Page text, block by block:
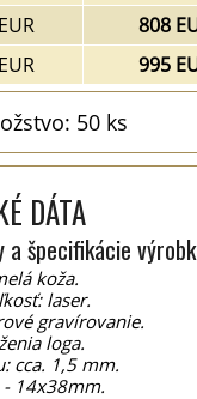
808
995
50 ks
DÁTA
špecifikácie
koža.
laser.
gravírovanie.
loga.
cca. 1,5 mm.
- 14x38mm.